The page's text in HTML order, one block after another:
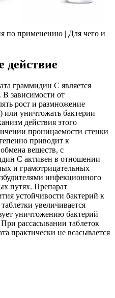
по применению | Для чего и
действие
граммидин С является
В зависимости от
рост и размножение
или уничтожать бактерии
действия этого
проницаемости стенки
приводит к
веществ, с
С активен в отношении
и грамотрицательных
инфекционного
путях. Препарат
устойчивости бактерий к
увеличивается
уничтожению бактерий
рассасывании таблеток
практически не всасывается